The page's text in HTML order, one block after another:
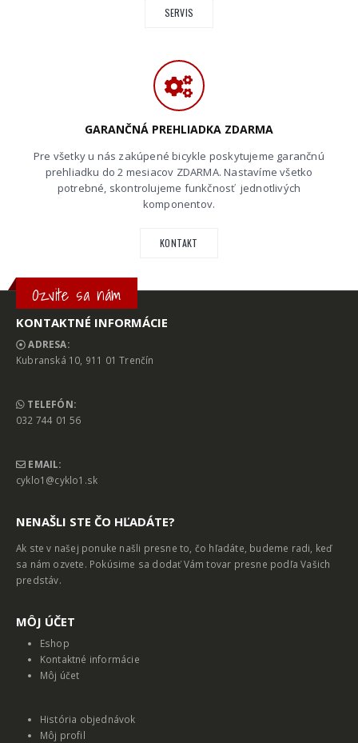
SERVIS
GARANČNÁ PREHLIADKA ZDARMA
Pre všetky u nás zakúpené bicykle poskytujeme garančnú
prehliadku do 2 mesiacov ZDARMA. Nastavíme všetko
potrebné, skontrolujeme funkčnosť jednotlivých
komponentov.
KONTAKT
Ozvite sa nám
KONTAKTNÉ INFORMÁCIE
ADRESA:
Kubranská 10, 911 01 Trenčín
TELEFÓN:
032 744 01 56
EMAIL:
cyklo1@cyklo1.sk
NENAŠLI STE ČO HĽADÁTE?
Ak ste v našej ponuke našli presne to, čo hľadáte, budeme radi, keď
sa nám ozvete. Pokúsime sa dodať Vám tovar presne podľa Vašich
predstáv.
MȎJ ÚČET
Eshop
Kontaktné informácie
Môj účet
História objednávok
Môj profil